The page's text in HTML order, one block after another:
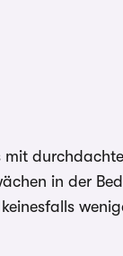
mit
in der